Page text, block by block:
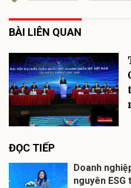
BÀI LIÊN QUAN
ĐỌC TIẾP
Doanh
nguyên ESG